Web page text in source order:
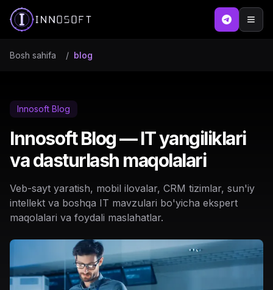
Bosh sahifa / blog
Innosoft Blog
Innosoft Blog — IT yangiliklari
va dasturlash maqolalari
Veb-sayt yaratish, mobil ilovalar, CRM tizimlar, sun'iy
intellekt va boshqa IT mavzulari bo'yicha ekspert
maqolalari va foydali maslahatlar.